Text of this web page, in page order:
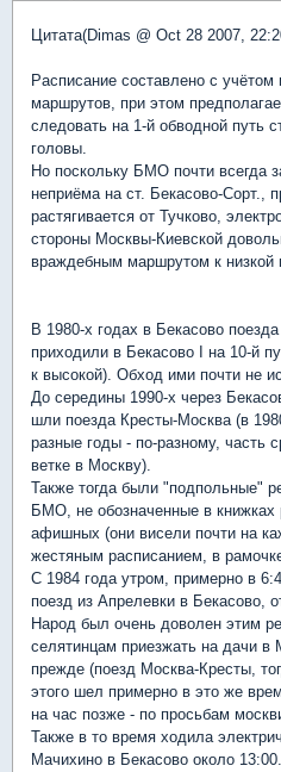
Цитата(Dimas @ Oct 28 2007,
Расписание составлено с
маршрутов, при этом
следовать на 1-й обводной путь
головы.
Но поскольку БМО почти всегда
неприёма на ст. Бекасово-Сорт.,
растягивается от Тучково,
стороны Москвы-Киевской
враждебным маршрутом к
В 1980-х годах в Бекасово
приходили в Бекасово I на 10-й
к высокой). Обход ими почти не
До середины 1990-х через
шли поезда Кресты-Москва (в
разные годы - по-разному, часть
ветке в Москву).
Также тогда были "подпольные"
БМО, не обозначенные в
афишных (они висели почти на
жестяным расписанием, в
С 1984 года утром, примерно в
поезд из Апрелевки в Бекасово,
Народ был очень доволен этим
селятинцам приезжать на дачи в
прежде (поезд Москва-Кресты,
этого шел примерно в это же
на час позже - по просьбам
Также в то время ходила
Мачихино в Бекасово около